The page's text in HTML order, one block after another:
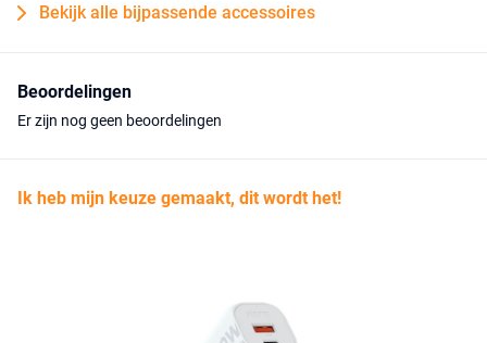
Bekijk alle bijpassende accessoires
Beoordelingen
Er zijn nog geen beoordelingen
Ik heb mijn keuze gemaakt, dit wordt het!